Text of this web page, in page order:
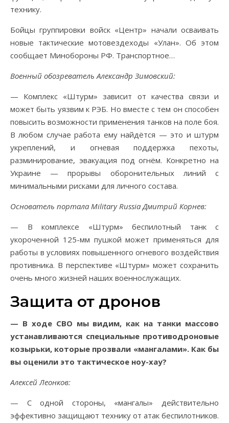
технику.
Бойцы группировки войск «Центр» начали осваивать
новые тактические мотовездеходы «Улан». Об этом
сообщает Минобороны РФ. Транспортное…
Военный обозреватель Александр Зимовский:
— Комплекс «Штурм» зависит от качества связи и
может быть уязвим к РЭБ. Но вместе с тем он способен
повысить возможности применения танков на поле боя.
В любом случае работа ему найдётся — это и штурм
укреплений, и огневая поддержка пехоты,
разминирование, эвакуация под огнём. Конкретно на
Украине — прорывы оборонительных линий с
минимальными рисками для личного состава.
Основатель портала Military Russia Дмитрий Корнев:
— В комплексе «Штурм» беспилотный танк с
укороченной 125-мм пушкой может применяться для
работы в условиях повышенного огневого воздействия
противника. В перспективе «Штурм» может сохранить
очень много жизней наших военнослужащих.
Защита от дронов
— В ходе СВО мы видим, как на танки массово
устанавливаются специальные противодроновые
козырьки, которые прозвали «мангалами». Как бы
вы оценили это тактическое ноу-хау?
Алексей Леонков:
— С одной стороны, «мангалы» действительно
эффективно защищают технику от атак беспилотников.